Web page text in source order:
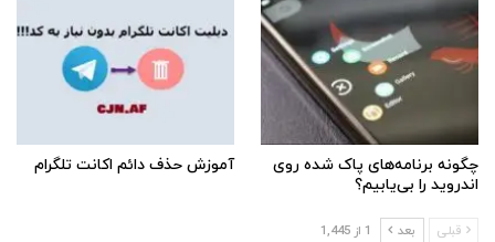
چگونه برنامه‌های پاک شده روی
اندروید را بی‌یابیم؟
آموزش حذف دائم اکانت تلگرام
قبلی بعد 1 از 1,445